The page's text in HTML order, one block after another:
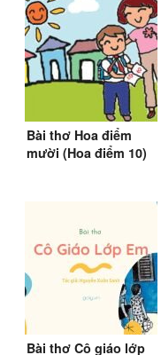
Bài thơ Hoa điểm
mười (Hoa điểm 10)
Bài thơ Cô giáo lớp